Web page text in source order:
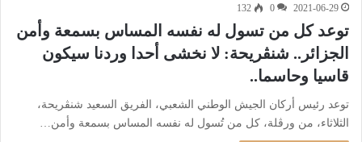
2021-06-29
0
132
توعد كل من تسول له نفسه المساس بسمعة وأمن
الجزائر.. شنڤريحة: لا نخشى أحدا وردنا سيكون
قاسيا وحاسما..
توعد رئيس أركان الجيش الوطني الشعبي، الفريق السعيد شنڤريحة،
الثلاثاء، من ورڤلة، كل من تُسول له نفسه المساس بسمعة وأمن…